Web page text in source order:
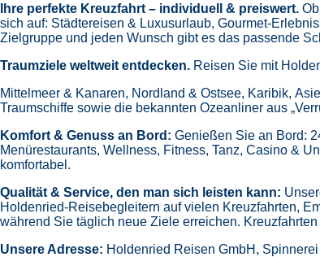
Ihre perfekte Kreuzfahrt – individuell & preiswert.
sich auf: Städtereisen & Luxusurlaub, Gourmet-
Zielgruppe und jeden Wunsch gibt es das passende
Traumziele weltweit entdecken. Reisen Sie mit
Mittelmeer & Kanaren, Nordland & Ostsee, Karibik,
Traumschiffe sowie die bekannten Ozeanliner aus
Komfort & Genuss an Bord: Genießen Sie an Bord:
Menürestaurants, Wellness, Fitness, Tanz, Casino &
komfortabel.
Qualität & Service, den man sich leisten kann:
Holdenried-Reisebegleitern auf vielen Kreuzfahrten,
während Sie täglich neue Ziele erreichen.
Unsere Adresse: Holdenried Reisen GmbH,